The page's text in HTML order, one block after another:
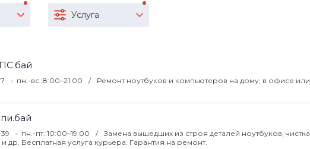
Услуга
пн.-вс.:8:00–21:00
Ремонт ноутбуков и компьютеров на дому, в офисе или
пн.-пт.:10:00–19:00
Замена вышедших из строя деталей ноутбуков, чистка
др. Бесплатная услуга курьера. Гарантия на ремонт.